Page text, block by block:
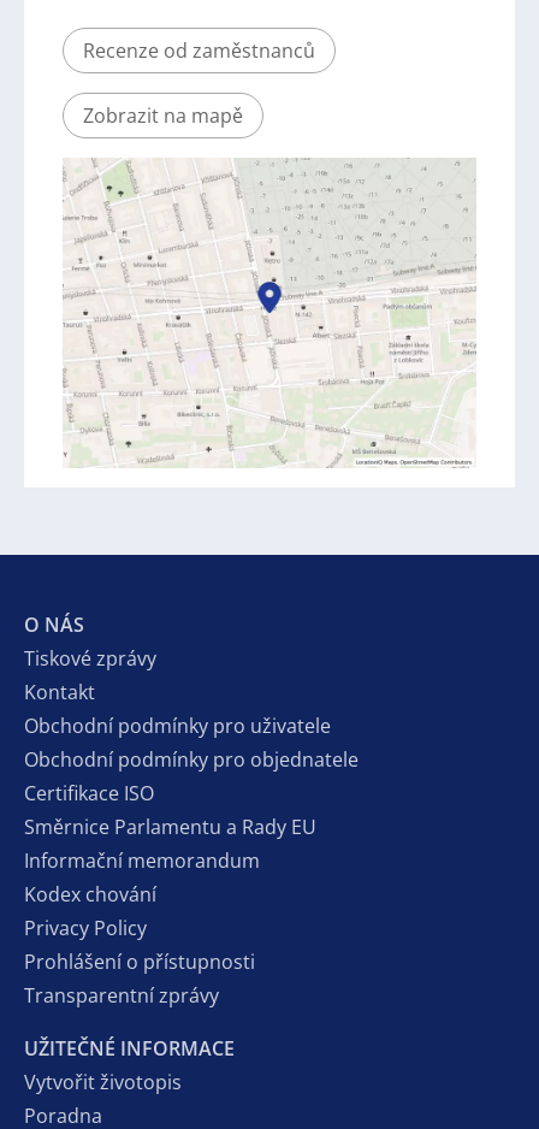
Recenze od zaměstnanců
Zobrazit na mapě
O NÁS
Tiskové zprávy
Kontakt
Obchodní podmínky pro uživatele
Obchodní podmínky pro objednatele
Certifikace ISO
Směrnice Parlamentu a Rady EU
Informační memorandum
Kodex chování
Privacy Policy
Prohlášení o přístupnosti
Transparentní zprávy
UŽITEČNÉ INFORMACE
Vytvořit životopis
Poradna